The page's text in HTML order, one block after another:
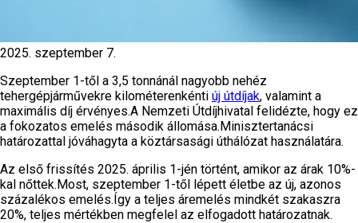
2025. szeptember 7.
Szeptember 1-től a 3,5 tonnánál nagyobb nehéz
tehergépjárművekre kilométerenkénti új útdíjak, valamint a
maximális díj érvényes.A Nemzeti Útdíjhivatal felidézte, hogy ez
a fokozatos emelés második állomása.Minisztertanácsi
határozattal jóváhagyta a köztársasági úthálózat használatára.
Az első frissítés 2025. április 1-jén történt, amikor az árak 10%-
kal nőttek.Most, szeptember 1-től lépett életbe az új, azonos
százalékos emelés.Így a teljes áremelés mindkét szakaszra
20%, teljes mértékben megfelel az elfogadott határozatnak.